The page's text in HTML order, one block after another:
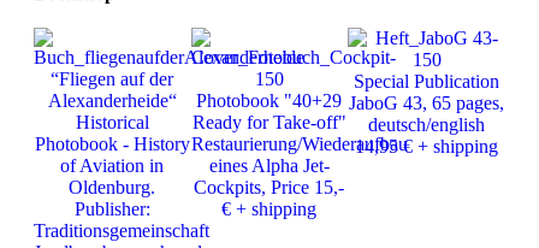
“Fliegen auf der
Alexanderheide“
Historical
Photobook - History
of Aviation in
Oldenburg.
Publisher:
Traditionsgemeinschaft
Photobook "40+29
Ready for Take-off"
Restaurierung/Wiederaufbau
eines Alpha Jet-
Cockpits, Price 15,-
€ + shipping
Special Publication
JaboG 43, 65 pages,
deutsch/english
14,95 € + shipping